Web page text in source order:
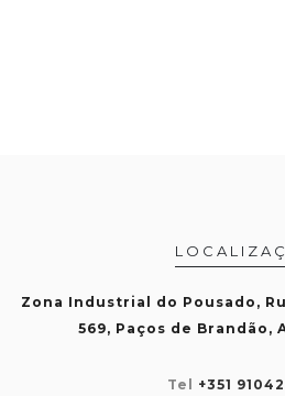
Zona Industrial do Pousado,
569, Paços de Brandão,
Tel +351